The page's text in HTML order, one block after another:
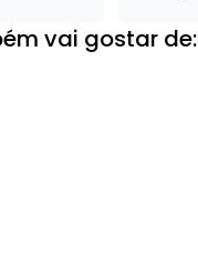
vai gostar de: